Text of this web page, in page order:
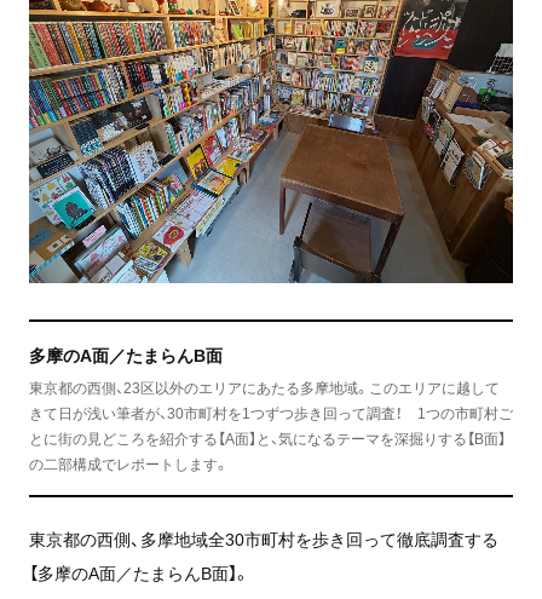
多摩のA面／たまらんB面
東京都の西側、23区以外のエリアにあたる多摩地域。このエリアに越して
きて日が浅い筆者が、30市町村を1つずつ歩き回って調査！ 1つの市町村ご
とに街の見どころを紹介する【A面】と、気になるテーマを深掘りする【B面】
の二部構成でレポートします。
東京都の西側、多摩地域全30市町村を歩き回って徹底調査する
【多摩のA面／たまらんB面】。